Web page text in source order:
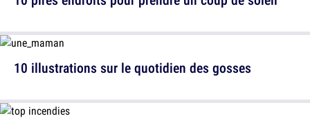
10 illustrations sur le quotidien des gosses